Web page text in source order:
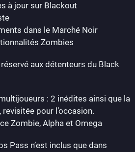
à jour sur Blackout
dans le Marché Noir
Zombies
aux détenteurs du Black
: 2 inédites ainsi que la
pour l’occasion.
Zombie, Alpha et Omega
Pass n’est inclus que dans